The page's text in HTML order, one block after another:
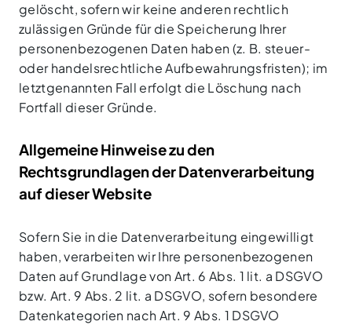
gelöscht, sofern wir keine anderen rechtlich
zulässigen Gründe für die Speicherung Ihrer
personenbezogenen Daten haben (z. B. steuer-
oder handelsrechtliche Aufbewahrungsfristen); im
letztgenannten Fall erfolgt die Löschung nach
Fortfall dieser Gründe.
Allgemeine Hinweise zu den
Rechtsgrundlagen der Datenverarbeitung
auf dieser Website
Sofern Sie in die Datenverarbeitung eingewilligt
haben, verarbeiten wir Ihre personenbezogenen
Daten auf Grundlage von Art. 6 Abs. 1 lit. a DSGVO
bzw. Art. 9 Abs. 2 lit. a DSGVO, sofern besondere
Datenkategorien nach Art. 9 Abs. 1 DSGVO